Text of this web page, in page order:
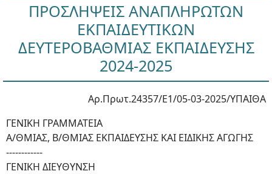
ΠΡΟΣΛΗΨΕΙΣ ΑΝΑΠΛΗΡΩΤΩΝ
ΕΚΠΑΙΔΕΥΤΙΚΩΝ
ΔΕΥΤΕΡΟΒΑΘΜΙΑΣ ΕΚΠΑΙΔΕΥΣΗΣ
2024-2025
Αρ.Πρωτ.24357/Ε1/05-03-2025/ΥΠΑΙΘΑ
ΓΕΝΙΚΗ ΓΡΑΜΜΑΤΕΙΑ
Α/ΘΜΙΑΣ, Β/ΘΜΙΑΣ ΕΚΠΑΙΔΕΥΣΗΣ ΚΑΙ ΕΙΔΙΚΗΣ ΑΓΩΓΗΣ
------------
ΓΕΝΙΚΗ ΔΙΕΥΘΥΝΣΗ